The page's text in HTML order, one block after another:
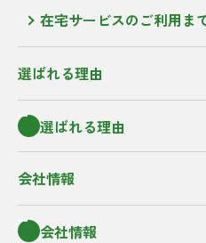
在宅サービスのご利用ま
選ばれる理由
選ばれる理由
会社情報
会社情報